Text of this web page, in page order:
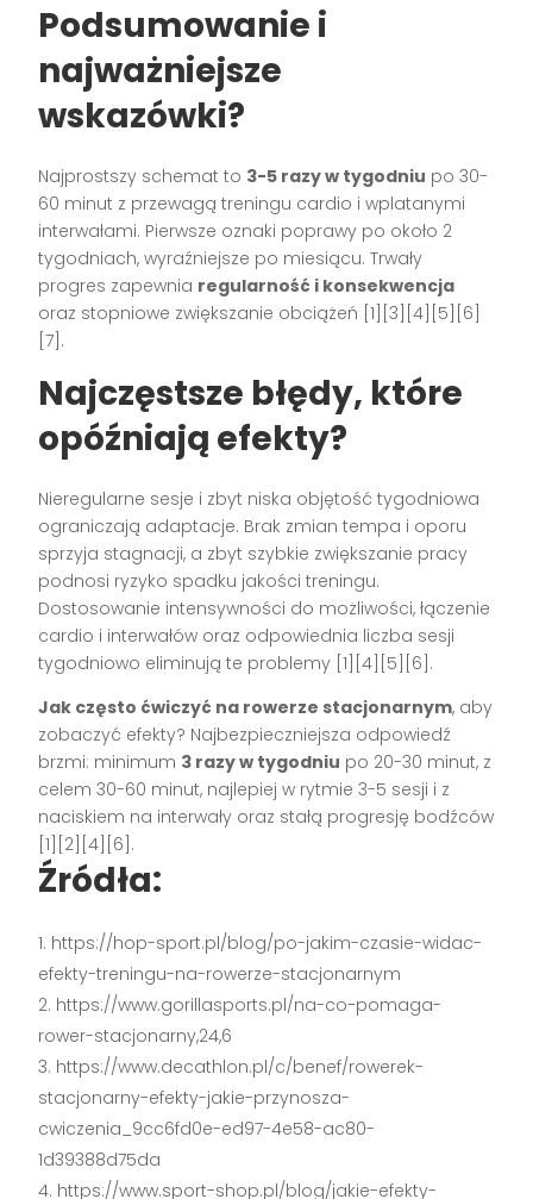
Podsumowanie i
najważniejsze
wskazówki?
Najprostszy schemat to 3-5 razy w tygodniu po 30-
60 minut z przewagą treningu cardio i wplatanymi
interwałami. Pierwsze oznaki poprawy po około 2
tygodniach, wyraźniejsze po miesiącu. Trwały
progres zapewnia regularność i konsekwencja
oraz stopniowe zwiększanie obciążeń [1][3][4][5][6]
[7].
Najczęstsze błędy, które
opóźniają efekty?
Nieregularne sesje i zbyt niska objętość tygodniowa
ograniczają adaptacje. Brak zmian tempa i oporu
sprzyja stagnacji, a zbyt szybkie zwiększanie pracy
podnosi ryzyko spadku jakości treningu.
Dostosowanie intensywności do możliwości, łączenie
cardio i interwałów oraz odpowiednia liczba sesji
tygodniowo eliminują te problemy [1][4][5][6].
Jak często ćwiczyć na rowerze stacjonarnym, aby
zobaczyć efekty? Najbezpieczniejsza odpowiedź
brzmi: minimum 3 razy w tygodniu po 20-30 minut, z
celem 30-60 minut, najlepiej w rytmie 3-5 sesji i z
naciskiem na interwały oraz stałą progresję bodźców
[1][2][4][6].
Źródła:
https://hop-sport.pl/blog/po-jakim-czasie-widac-
efekty-treningu-na-rowerze-stacjonarnym
https://www.gorillasports.pl/na-co-pomaga-
rower-stacjonarny,24,6
https://www.decathlon.pl/c/benef/rowerek-
stacjonarny-efekty-jakie-przynosza-
cwiczenia_9cc6fd0e-ed97-4e58-ac80-
1d39388d75da
https://www.sport-shop.pl/blog/jakie-efekty-